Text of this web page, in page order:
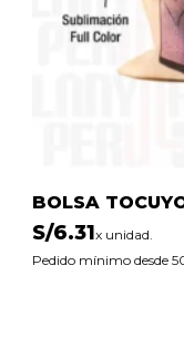
BOLSA
S/6.31x unidad.
Pedido mínimo desde